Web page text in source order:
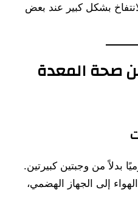
بشكل كبير عند بعض
صحة المعدة
إلى الجهاز الهضمي،